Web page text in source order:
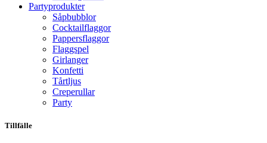
Party­­produkter
Såpbubblor
Cocktail­flaggor
Pappers­flaggor
Flaggspel
Girlanger
Konfetti
Tårtljus
Creperullar
Party
Tillfälle